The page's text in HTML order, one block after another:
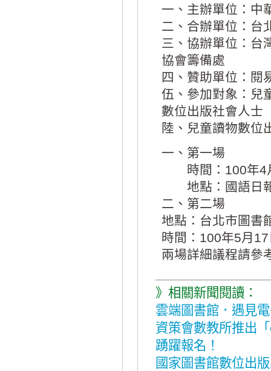
一、主辦單位：中
二、合辦單位：台
三、協辦單位：台
協會籌備處
四、贊助單位：閱
伍、參加對象：兒
數位出版社會人士
陸、兒童讀物數位
一、第一場
時間：100年4
地點：國語日
二、第二場
地點：台北市圖書
時間：100年5月
兩場詳細議程請參
》相關新聞閱讀：
雲端圖書館．遇見
資策會數教所推出
踴躍報名！
國家圖書館數位出